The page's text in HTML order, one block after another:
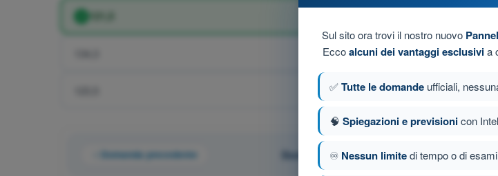
121,5
Domanda precedente Domanda 17 di 49 Domanda
Sul sito ora trovi il nostro nuovo
Eccoalcuni dei vantaggi esclusivia
✅Tutte le domande ufficiali,
🧠 Spiegazioni e previsionicon
♾️ Nessun limitedi tempo o di esami